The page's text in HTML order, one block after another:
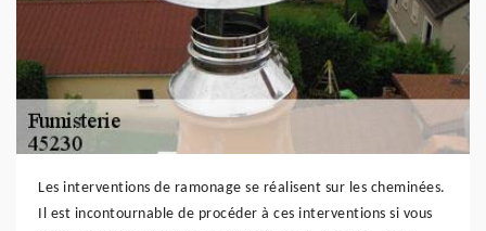
Les interventions de ramonage se réalisent sur les cheminées.
Il est incontournable de procéder à ces interventions si vous